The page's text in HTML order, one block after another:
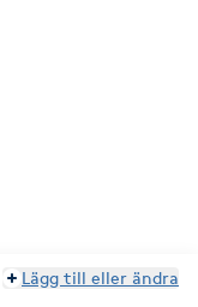
Lägg till eller ändra